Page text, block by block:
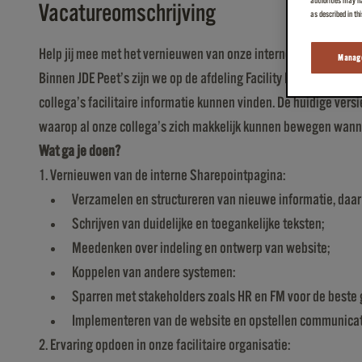
Vacatureomschrijving
Help jij mee met het vernieuwen van onze interne
Binnen JDE Peet’s zijn we op de afdeling Facility
collega’s facilitaire informatie kunnen vinden. De huidige
waarop al onze collega’s zich makkelijk kunnen bewegen
Wat ga je doen?
1. Vernieuwen van de interne Sharepointpagina:
Verzamelen en structureren van nieuwe informatie,
Schrijven van duidelijke en toegankelijke teksten;
Meedenken over indeling en ontwerp van website;
Koppelen van andere systemen:
Sparren met stakeholders zoals HR en FM voor de
Implementeren van de website en opstellen
2. Ervaring opdoen in onze facilitaire organisatie:
as described in